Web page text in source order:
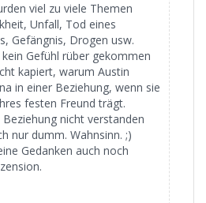
viel zu viele Themen
Unfall, Tod eines
Gefängnis, Drogen usw.
Gefühl rüber gekommen
kapiert, warum Austin
in einer Beziehung, wenn sie
festen Freund trägt.
nicht verstanden
nur dumm. Wahnsinn. ;)
Gedanken auch noch